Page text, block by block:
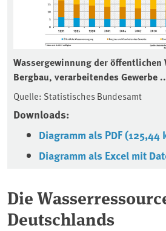
Wassergewinnung der öffentlichen
Bergbau, verarbeitendes Gewerbe
Quelle: Statistisches Bundesamt
Downloads:
Diagramm als PDF (125,44
Diagramm als Excel mit
Die
Deutschlands